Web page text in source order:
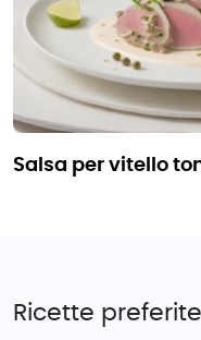
salsa per vitello
Ricette